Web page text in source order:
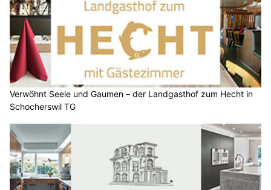
Verwöhnt Seele und Gaumen – der Landgasthof zum Hecht in
Schocherswil TG